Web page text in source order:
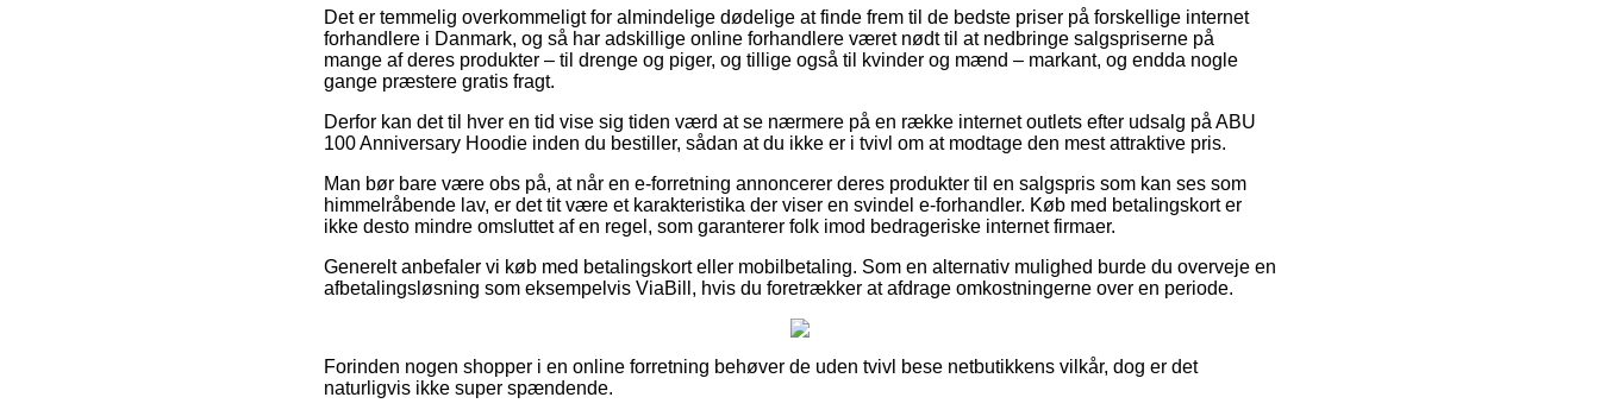
Det er temmelig overkommeligt for almindelige dødelige at finde frem til de bedste priser på forskellige internet
forhandlere i Danmark, og så har adskillige online forhandlere været nødt til at nedbringe salgspriserne på
mange af deres produkter – til drenge og piger, og tillige også til kvinder og mænd – markant, og endda nogle
gange præstere gratis fragt.
Derfor kan det til hver en tid vise sig tiden værd at se nærmere på en række internet outlets efter udsalg på ABU
100 Anniversary Hoodie inden du bestiller, sådan at du ikke er i tvivl om at modtage den mest attraktive pris.
Man bør bare være obs på, at når en e-forretning annoncerer deres produkter til en salgspris som kan ses som
himmelråbende lav, er det tit være et karakteristika der viser en svindel e-forhandler. Køb med betalingskort er
ikke desto mindre omsluttet af en regel, som garanterer folk imod bedrageriske internet firmaer.
Generelt anbefaler vi køb med betalingskort eller mobilbetaling. Som en alternativ mulighed burde du overveje en
afbetalingsløsning som eksempelvis ViaBill, hvis du foretrækker at afdrage omkostningerne over en periode.
Forinden nogen shopper i en online forretning behøver de uden tvivl bese netbutikkens vilkår, dog er det
naturligvis ikke super spændende.